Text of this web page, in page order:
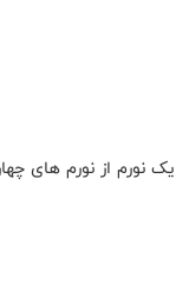
نورم از نورم های